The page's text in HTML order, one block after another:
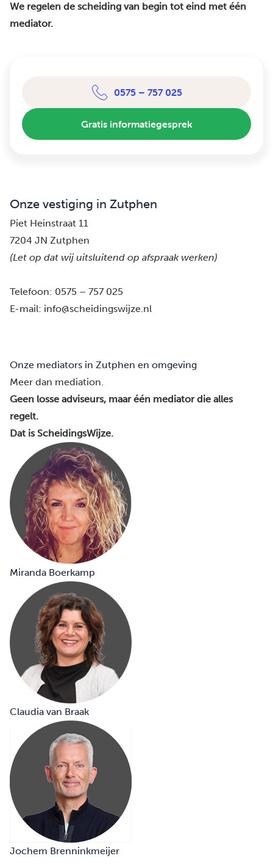
We regelen de scheiding van begin tot eind met één
mediator.
0575 – 757 025
Gratis informatiegesprek
Onze vestiging in Zutphen
Piet Heinstraat 11
7204 JN Zutphen
(Let op dat wij uitsluitend op afspraak werken)
Telefoon: 0575 – 757 025
E-mail: info@scheidingswijze.nl
Onze mediators in Zutphen en omgeving
Meer dan mediation.
Geen losse adviseurs, maar één mediator die alles
regelt.
Dat is ScheidingsWijze.
Miranda Boerkamp
Claudia van Braak
Jochem Brenninkmeijer